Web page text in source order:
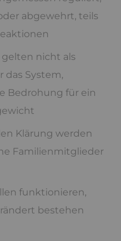
abgewehrt, teils
nicht als
das System,
Bedrohung für ein
Klärung werden
Familienmitglieder
funktionieren,
bestehen